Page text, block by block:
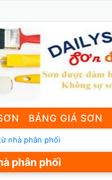
BẢNG GIÁ SƠN
nhà phân phối
phân phối